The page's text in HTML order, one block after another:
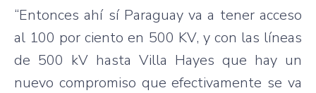
“Entonces ahí sí Paraguay va a tener acceso
al 100 por ciento en 500 KV, y con las líneas
de 500 kV hasta Villa Hayes que hay un
nuevo compromiso que efectivamente se va